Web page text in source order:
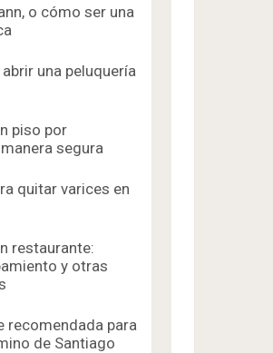
o cómo ser una
una peluquería
piso por
segura
quitar varices en
restaurante:
y otras
recomendada para
de Santiago